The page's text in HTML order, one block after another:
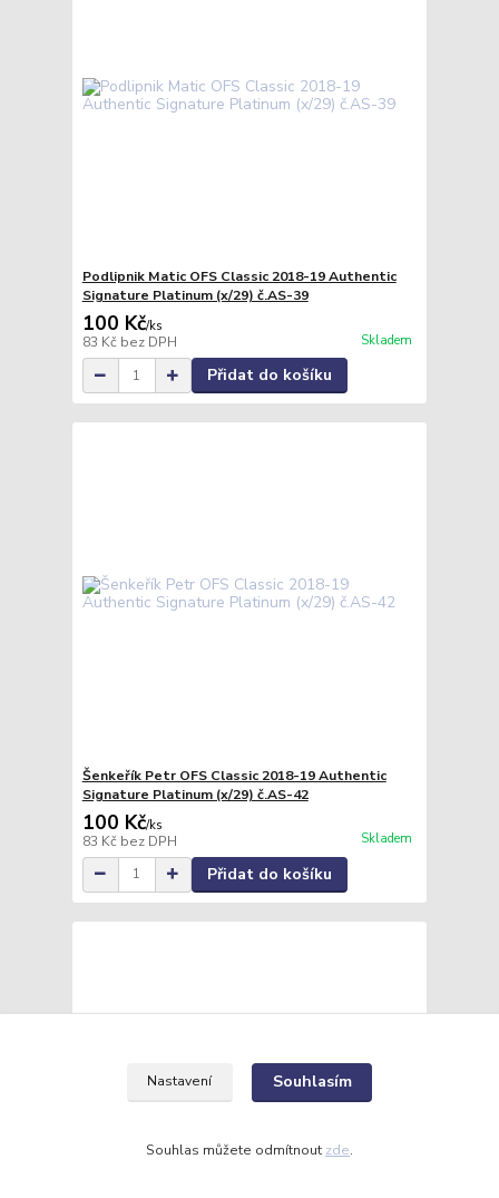
Podlipnik Matic OFS Classic 2018-19 Authentic
Signature Platinum (x/29) č.AS-39
100 Kč/ks
83 Kč bez DPH Skladem
Přidat do košíku
Šenkeřík Petr OFS Classic 2018-19 Authentic
Signature Platinum (x/29) č.AS-42
100 Kč/ks
83 Kč bez DPH Skladem
Přidat do košíku
Nastavení Souhlasím
Souhlas můžete odmítnout zde.